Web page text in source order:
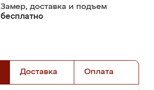
Замер, доставка и подъем
бесплатно
Доставка Оплата